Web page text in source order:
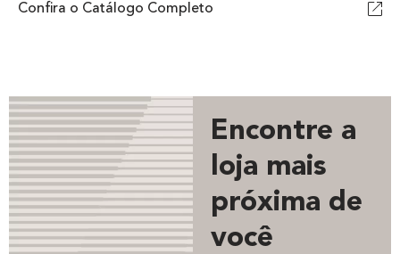
Confira o Catálogo Completo
Encontre a
loja mais
próxima de
você